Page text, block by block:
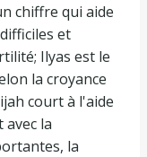
chiffre qui aide
et
Ilyas est le
la croyance
court à l'aide
avec la
la